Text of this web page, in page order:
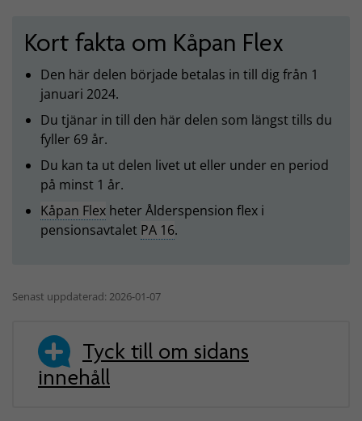
Kort fakta om Kåpan Flex
Den här delen började betalas in till dig från 1
januari 2024.
Du tjänar in till den här delen som längst tills du
fyller 69 år.
Du kan ta ut delen livet ut eller under en period
på minst 1 år.
Kåpan Flex heter Ålderspension flex i
pensionsavtalet PA 16.
Senast uppdaterad: 2026-01-07
Tyck till om sidans
innehåll